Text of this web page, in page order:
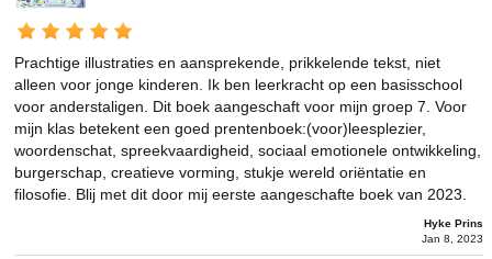
Prachtige illustraties en aansprekende, prikkelende tekst, niet
alleen voor jonge kinderen. Ik ben leerkracht op een basisschool
voor anderstaligen. Dit boek aangeschaft voor mijn groep 7. Voor
mijn klas betekent een goed prentenboek:(voor)leesplezier,
woordenschat, spreekvaardigheid, sociaal emotionele ontwikkeling,
burgerschap, creatieve vorming, stukje wereld oriëntatie en
filosofie. Blij met dit door mij eerste aangeschafte boek van 2023.
Hyke Prins
Jan 8, 2023